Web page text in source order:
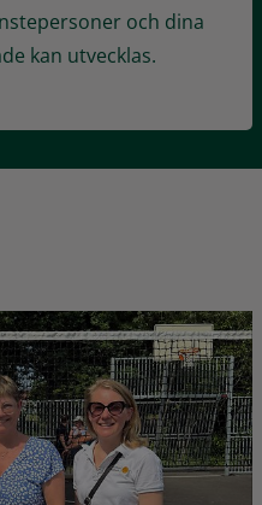
och dina
kan utvecklas.